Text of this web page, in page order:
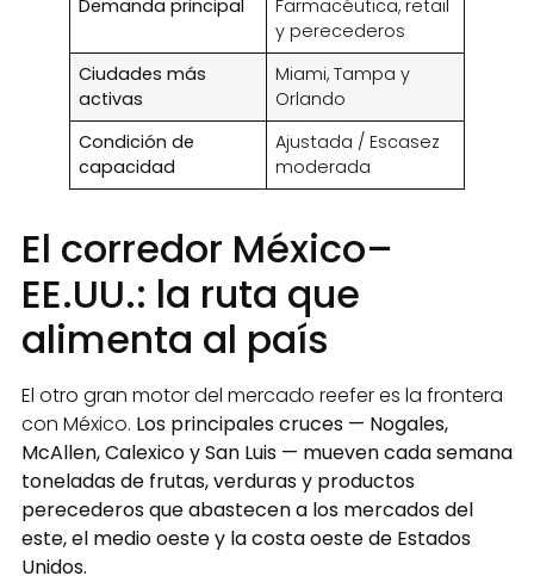
Demanda principal
Farmacéutica, retail
y perecederos
Ciudades más
activas
Miami, Tampa y
Orlando
Condición de
capacidad
Ajustada / Escasez
moderada
El corredor México–
EE.UU.: la ruta que
alimenta al país
El otro gran motor del mercado reefer es la frontera
con México. Los principales cruces — Nogales,
McAllen, Calexico y San Luis — mueven cada semana
toneladas de frutas, verduras y productos
perecederos que abastecen a los mercados del
este, el medio oeste y la costa oeste de Estados
Unidos.